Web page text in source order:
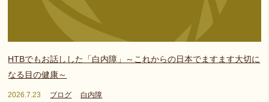
HTBでもお話しした「白内障」～これからの日本でますます大切に
なる目の健康～
2026.7.23 ブログ 白内障